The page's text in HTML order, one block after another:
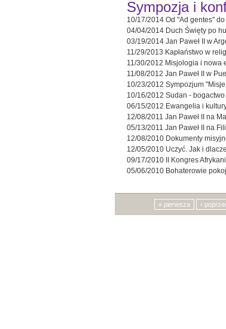
Sympozja i
10/17/2014 Od "Ad gentes"
04/04/2014 Duch Święty po
03/19/2014 Jan Paweł II w
11/29/2013 Kapłaństwo w
11/30/2012 Misjologia i nowa
11/08/2012 Jan Paweł II w
10/23/2012 Sympozjum
10/16/2012 Sudan -
06/15/2012 Ewangelia i
12/08/2011 Jan Paweł II na
05/13/2011 Jan Paweł II na
12/08/2010 Dokumenty
12/05/2010 Uczyć. Jak i
09/17/2010
II Kongres
05/06/2010 Bohaterowie
« pierwsza ‹